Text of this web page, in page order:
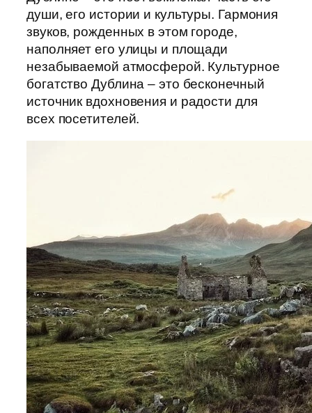
души, его истории и культуры. Гармония
звуков, рожденных в этом городе,
наполняет его улицы и площади
незабываемой атмосферой. Культурное
богатство Дублина – это бесконечный
источник вдохновения и радости для
всех посетителей.